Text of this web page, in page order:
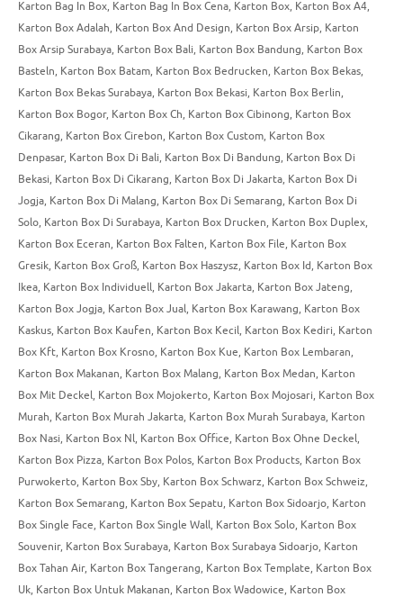
Karton Bag In Box, Karton Bag In Box Cena, Karton Box, Karton Box A4,
Karton Box Adalah, Karton Box And Design, Karton Box Arsip, Karton
Box Arsip Surabaya, Karton Box Bali, Karton Box Bandung, Karton Box
Basteln, Karton Box Batam, Karton Box Bedrucken, Karton Box Bekas,
Karton Box Bekas Surabaya, Karton Box Bekasi, Karton Box Berlin,
Karton Box Bogor, Karton Box Ch, Karton Box Cibinong, Karton Box
Cikarang, Karton Box Cirebon, Karton Box Custom, Karton Box
Denpasar, Karton Box Di Bali, Karton Box Di Bandung, Karton Box Di
Bekasi, Karton Box Di Cikarang, Karton Box Di Jakarta, Karton Box Di
Jogja, Karton Box Di Malang, Karton Box Di Semarang, Karton Box Di
Solo, Karton Box Di Surabaya, Karton Box Drucken, Karton Box Duplex,
Karton Box Eceran, Karton Box Falten, Karton Box File, Karton Box
Gresik, Karton Box Groß, Karton Box Haszysz, Karton Box Id, Karton Box
Ikea, Karton Box Individuell, Karton Box Jakarta, Karton Box Jateng,
Karton Box Jogja, Karton Box Jual, Karton Box Karawang, Karton Box
Kaskus, Karton Box Kaufen, Karton Box Kecil, Karton Box Kediri, Karton
Box Kft, Karton Box Krosno, Karton Box Kue, Karton Box Lembaran,
Karton Box Makanan, Karton Box Malang, Karton Box Medan, Karton
Box Mit Deckel, Karton Box Mojokerto, Karton Box Mojosari, Karton Box
Murah, Karton Box Murah Jakarta, Karton Box Murah Surabaya, Karton
Box Nasi, Karton Box Nl, Karton Box Office, Karton Box Ohne Deckel,
Karton Box Pizza, Karton Box Polos, Karton Box Products, Karton Box
Purwokerto, Karton Box Sby, Karton Box Schwarz, Karton Box Schweiz,
Karton Box Semarang, Karton Box Sepatu, Karton Box Sidoarjo, Karton
Box Single Face, Karton Box Single Wall, Karton Box Solo, Karton Box
Souvenir, Karton Box Surabaya, Karton Box Surabaya Sidoarjo, Karton
Box Tahan Air, Karton Box Tangerang, Karton Box Template, Karton Box
Uk, Karton Box Untuk Makanan, Karton Box Wadowice, Karton Box